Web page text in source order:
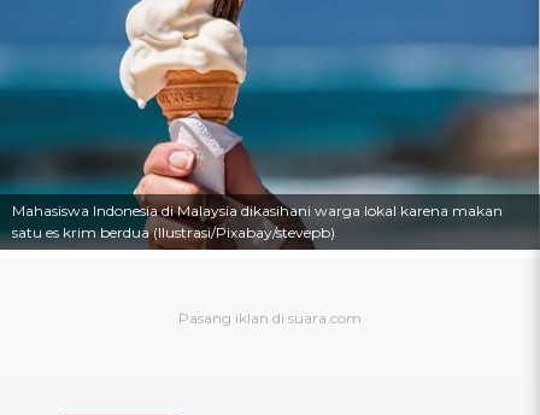
Mahasiswa Indonesia di Malaysia dikasihani warga lokal karena makan
satu es krim berdua (Ilustrasi/Pixabay/stevepb)